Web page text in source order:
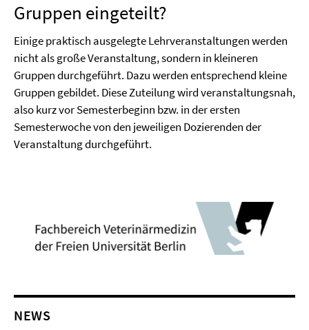
Gruppen eingeteilt?
Einige praktisch ausgelegte Lehrveranstaltungen werden
nicht als große Veranstaltung, sondern in kleineren
Gruppen durchgeführt. Dazu werden entsprechend kleine
Gruppen gebildet. Diese Zuteilung wird veranstaltungsnah,
also kurz vor Semesterbeginn bzw. in der ersten
Semesterwoche von den jeweiligen Dozierenden der
Veranstaltung durchgeführt.
NEWS